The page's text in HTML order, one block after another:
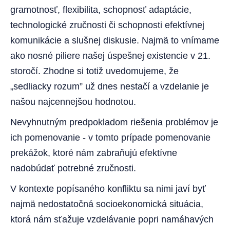
gramotnosť, flexibilita, schopnosť adaptácie,
technologické zručnosti či schopnosti efektívnej
komunikácie a slušnej diskusie. Najmä to vnímame
ako nosné piliere našej úspešnej existencie v 21.
storočí. Zhodne si totiž uvedomujeme, že
„sedliacky rozum” už dnes nestačí a vzdelanie je
našou najcennejšou hodnotou.
Nevyhnutným predpokladom riešenia problémov je
ich pomenovanie - v tomto prípade pomenovanie
prekážok, ktoré nám zabraňujú efektívne
nadobúdať potrebné zručnosti.
V kontexte popísaného konfliktu sa nimi javí byť
najmä nedostatočná socioekonomická situácia,
ktorá nám sťažuje vzdelávanie popri namáhavých